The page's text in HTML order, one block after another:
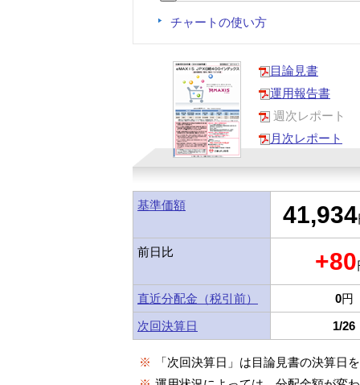
チャートの使い方
目論見書
運用報告書
週次レポート
月次レポート
基準価額 41,934
前日比 +80
直近分配金（税引前） 0円
次回決算日
1/26
※
「次回決算日」は目論見書の決算日